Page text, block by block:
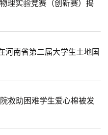
理实验竞赛（创新赛）揭
河南省第二届大学生土地国
救助困难学生爱心棉被发